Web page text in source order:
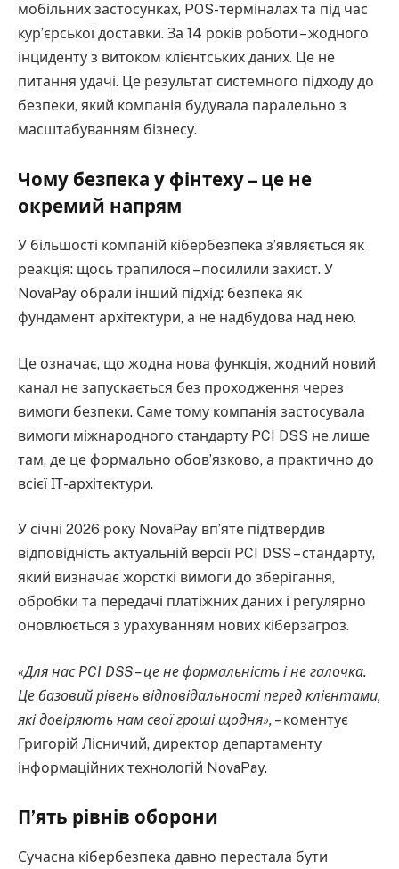
мобільних застосунках, POS-терміналах та під час
кур’єрської доставки. За 14 років роботи – жодного
інциденту з витоком клієнтських даних. Це не
питання удачі. Це результат системного підходу до
безпеки, який компанія будувала паралельно з
масштабуванням бізнесу.
Чому безпека у фінтеху – це не
окремий напрям
У більшості компаній кібербезпека з’являється як
реакція: щось трапилося – посилили захист. У
NovaPay обрали інший підхід: безпека як
фундамент архітектури, а не надбудова над нею.
Це означає, що жодна нова функція, жодний новий
канал не запускається без проходження через
вимоги безпеки. Саме тому компанія застосувала
вимоги міжнародного стандарту PCI DSS не лише
там, де це формально обов’язково, а практично до
всієї ІТ-архітектури.
У січні 2026 року NovaPay вп’яте підтвердив
відповідність актуальній версії PCI DSS – стандарту,
який визначає жорсткі вимоги до зберігання,
обробки та передачі платіжних даних і регулярно
оновлюється з урахуванням нових кіберзагроз.
«Для нас PCI DSS – це не формальність і не галочка.
Це базовий рівень відповідальності перед клієнтами,
які довіряють нам свої гроші щодня», – коментує
Григорій Лісничий, директор департаменту
інформаційних технологій NovaPay.
П’ять рівнів оборони
Сучасна кібербезпека давно перестала бути